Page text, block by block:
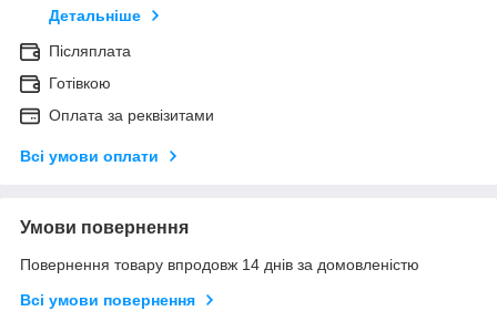
Детальніше
Післяплата
Готівкою
Оплата за реквізитами
Всі умови оплати
Умови повернення
Повернення товару впродовж 14 днів за домовленістю
Всі умови повернення